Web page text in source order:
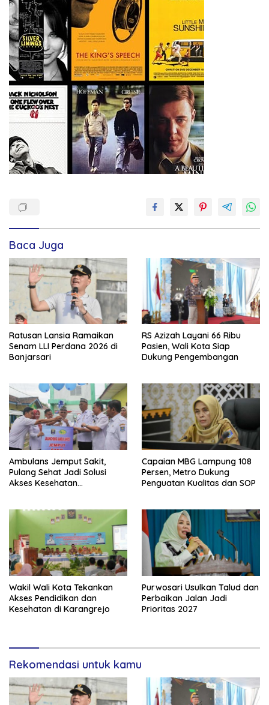
Baca Juga
Ratusan Lansia Ramaikan
Senam LLI Perdana 2026 di
Banjarsari
RS Azizah Layani 66 Ribu
Pasien, Wali Kota Siap
Dukung Pengembangan
Ambulans Jemput Sakit,
Pulang Sehat Jadi Solusi
Akses Kesehatan
Capaian MBG Lampung 108
Persen, Metro Dukung
Penguatan Kualitas dan SOP
Wakil Wali Kota Tekankan
Akses Pendidikan dan
Kesehatan di Karangrejo
Purwosari Usulkan Talud dan
Perbaikan Jalan Jadi
Prioritas 2027
Rekomendasi untuk kamu